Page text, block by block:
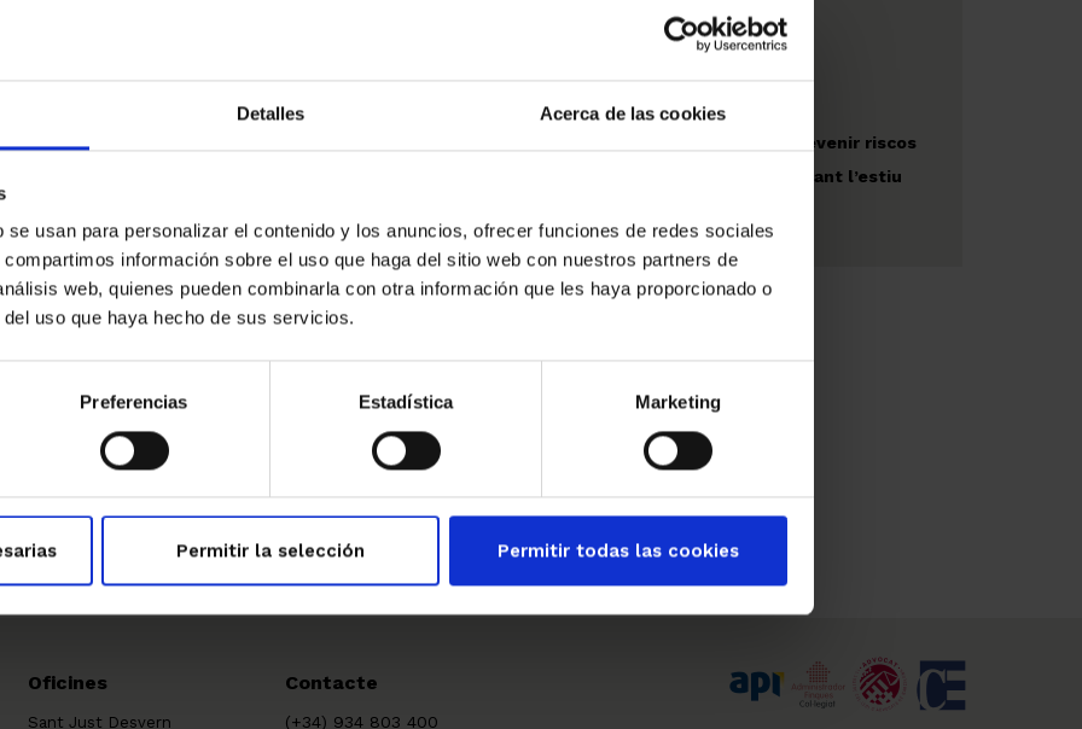
Detalles Acerca de las cookies
usan para personalizar el contenido y los anuncios, ofrecer funciones de redes sociales
información sobre el uso que haga del sitio web con nuestros partners de
web, quienes pueden combinarla con otra información que les haya proporcionado o
uso que haya hecho de sus servicios.
Preferencias Estadística Marketing
Permitir la selección Permitir todas las cookies
de fins a 300.000€ que aquest any 2016 haurien
han tingut importants discrepàncies ja que
amb petits negocis i beneficis a apartaments
a l’impost sobre activitats econòmiques, així
emblemàtics de la ciutat i l’impuls del programa
autònoms i una subvenció que recolza a les
→
Obres noves
Recomanacions per prevenir riscos
en espais exteriors durant l’estiu
Oficines
Sant Just Desvern
Contacte
(+34) 934 803 400